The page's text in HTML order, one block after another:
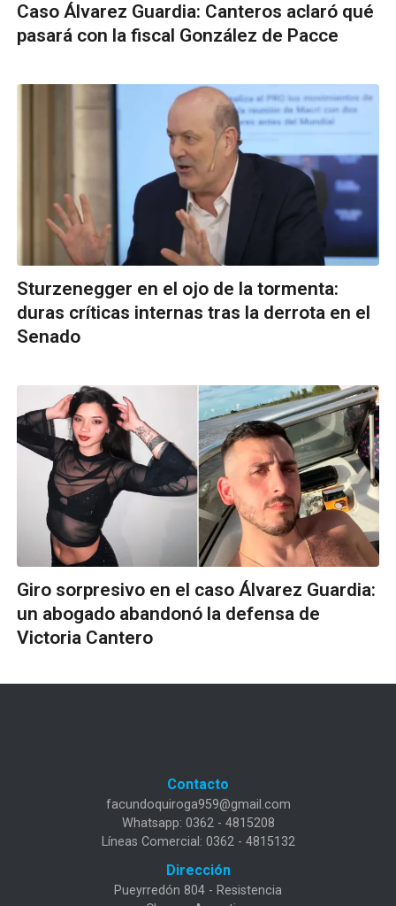
Caso Álvarez Guardia: Canteros aclaró qué
pasará con la fiscal González de Pacce
Sturzenegger en el ojo de la tormenta:
duras críticas internas tras la derrota en el
Senado
Giro sorpresivo en el caso Álvarez Guardia:
un abogado abandonó la defensa de
Victoria Cantero
Contacto
facundoquiroga959@gmail.com
Whatsapp: 0362 - 4815208
Líneas Comercial: 0362 - 4815132
Dirección
Pueyrredón 804 - Resistencia